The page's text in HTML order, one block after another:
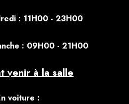
: 11H00 - 23H00
: 09H00 - 21H00
venir à la salle
voiture :